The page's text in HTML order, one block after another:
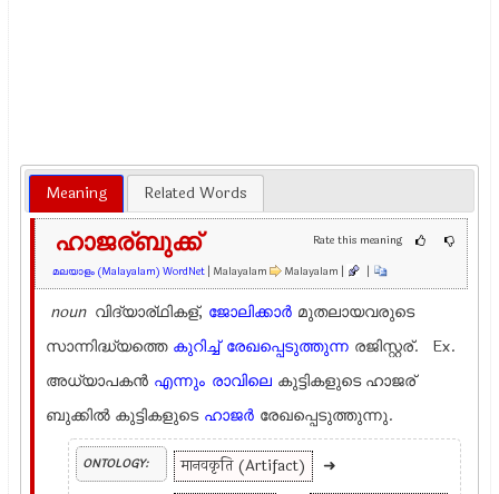
Meaning Related Words
Rate this meaning
ഹാജര്ബുക്ക്
മലയാളം (Malayalam) WordNet | Malayalam Malayalam | |
noun വിദ്യാര്ഥികള്, ജോലിക്കാര്‍ മുതലായവരുടെ
സാന്നിദ്ധ്യത്തെ കുറിച്ച് രേഖപ്പെടുത്തുന്ന രജിസ്റ്റര്. Ex.
അധ്യാപകന്‍ എന്നും രാവിലെ കുട്ടികളുടെ ഹാജര്
ബുക്കില്‍ കുട്ടികളുടെ ഹാജര്‍ രേഖപ്പെടുത്തുന്നു.
ONTOLOGY: मानवकृति (Artifact)
➜